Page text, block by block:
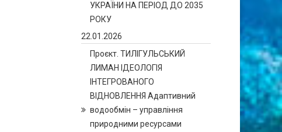
УКРАЇНИ НА ПЕРІОД ДО 2035
РОКУ
22.01.2026
Проєкт. ТИЛІГУЛЬСЬКИЙ
ЛИМАН ІДЕОЛОГІЯ
ІНТЕГРОВАНОГО
ВІДНОВЛЕННЯ Адаптивний
водообмін – управління
природними ресурсами